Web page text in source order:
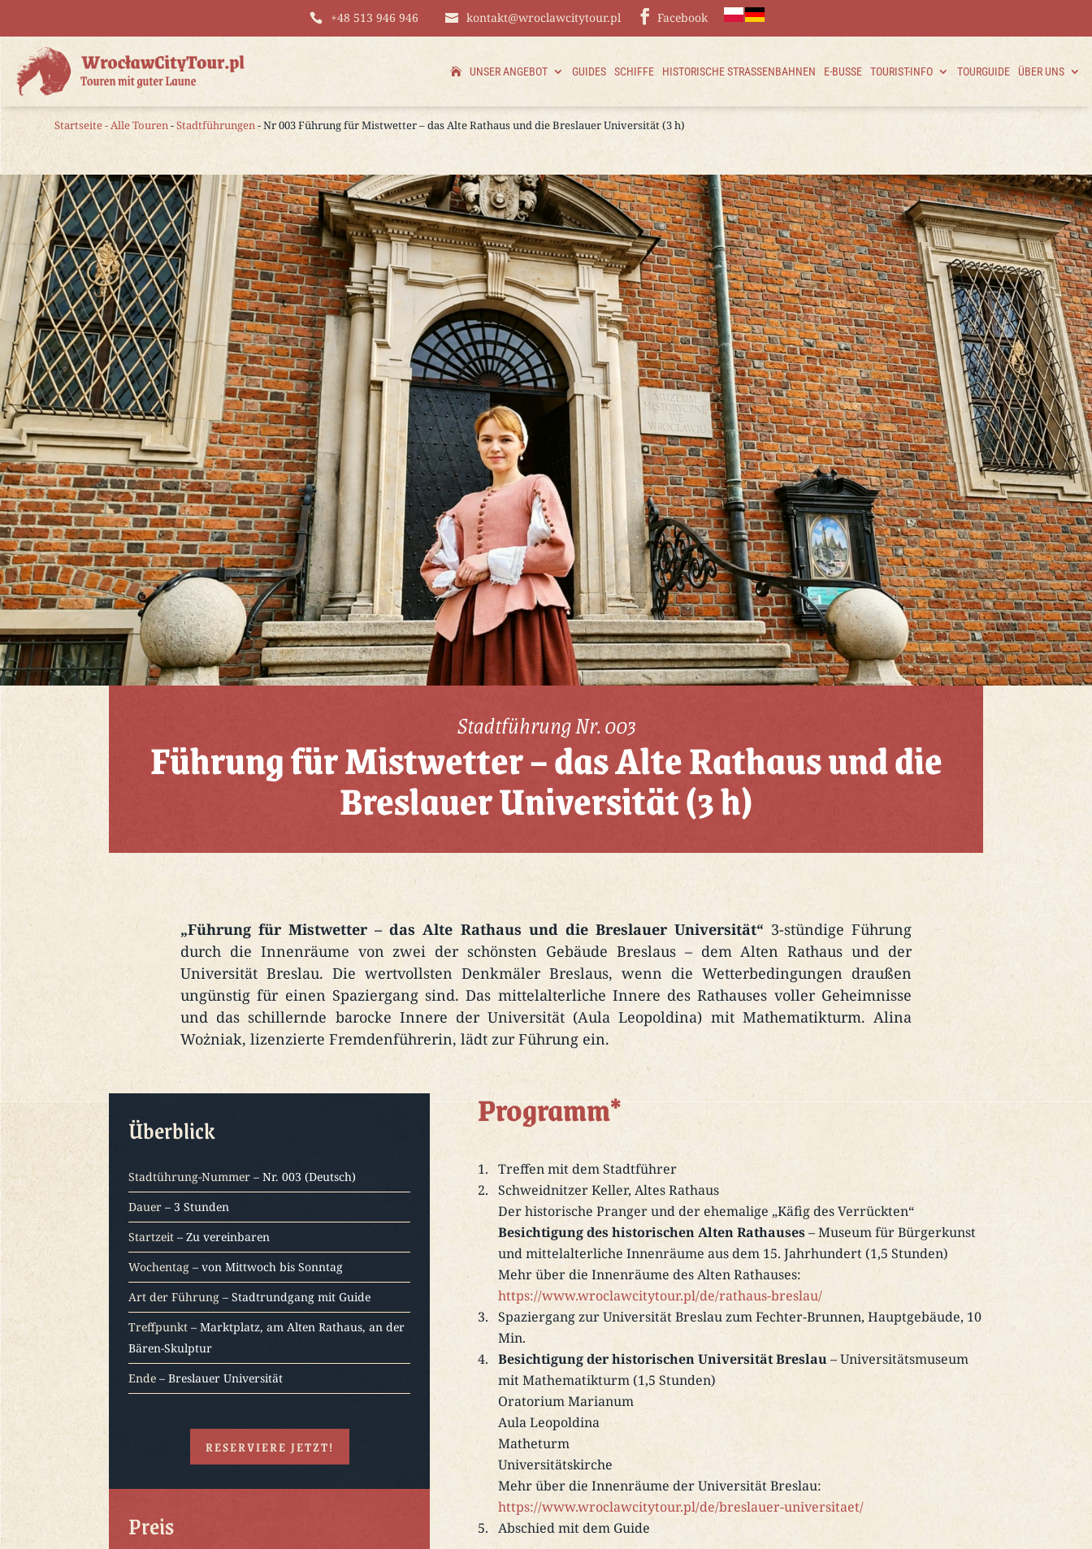
+48 513 946 946 kontakt@wroclawcitytour.pl Facebook
UNSER ANGEBOT GUIDES SCHIFFE HISTORISCHE STRASSENBAHNEN E-BUSSE TOURIST-INFO TOURGUIDE ÜBER UNS
Startseite-Alle Touren-Stadtführungen- Nr 003 Führung für Mistwetter – das Alte Rathaus und die Breslauer Universität (3 h)
Stadtführung Nr. 003
Führung für Mistwetter – das Alte Rathaus und die
Breslauer Universität (3 h)
„Führung für Mistwetter – das Alte Rathaus und die Breslauer Universität“ 3-stündige Führung
durch die Innenräume von zwei der schönsten Gebäude Breslaus – dem Alten Rathaus und der
Universität Breslau. Die wertvollsten Denkmäler Breslaus, wenn die Wetterbedingungen draußen
ungünstig für einen Spaziergang sind. Das mittelalterliche Innere des Rathauses voller Geheimnisse
und das schillernde barocke Innere der Universität (Aula Leopoldina) mit Mathematikturm. Alina
Wożniak, lizenzierte Fremdenführerin, lädt zur Führung ein.
Überblick
Stadtührung-Nummer – Nr. 003 (Deutsch)
Dauer – 3 Stunden
Startzeit – Zu vereinbaren
Wochentag – von Mittwoch bis Sonntag
Art der Führung – Stadtrundgang mit Guide
Treffpunkt – Marktplatz, am Alten Rathaus, an der
Bären-Skulptur
Ende – Breslauer Universität
RESERVIERE JETZT!
Preis
Programm*
Treffen mit dem Stadtführer
Schweidnitzer Keller, Altes Rathaus
Der historische Pranger und der ehemalige „Käfig des Verrückten“
Besichtigung des historischen Alten Rathauses– Museum für Bürgerkunst
und mittelalterliche Innenräume aus dem 15. Jahrhundert (1,5 Stunden)
Mehr über die Innenräume des Alten Rathauses:
https://www.wroclawcitytour.pl/de/rathaus-breslau/
Spaziergang zur Universität Breslau zum Fechter-Brunnen, Hauptgebäude, 10
Min.
Besichtigung der historischen Universität Breslau– Universitätsmuseum
mit Mathematikturm (1,5 Stunden)
Oratorium Marianum
Aula Leopoldina
Matheturm
Universitätskirche
Mehr über die Innenräume der Universität Breslau:
https://www.wroclawcitytour.pl/de/breslauer-universitaet/
Abschied mit dem Guide